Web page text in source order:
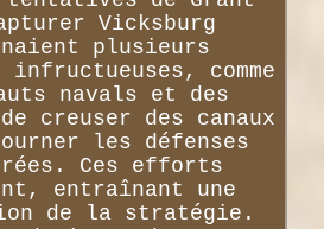
Vicksburg
plusieurs
comme
navals et des
creuser des canaux
les défenses
Ces efforts
entraînant une
de la stratégie.